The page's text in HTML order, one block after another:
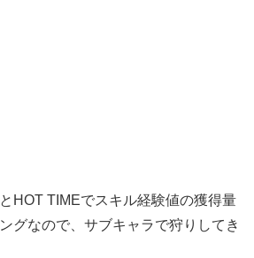
HOT TIMEでスキル経験値の獲得量
グなので、サブキャラで狩りしてき